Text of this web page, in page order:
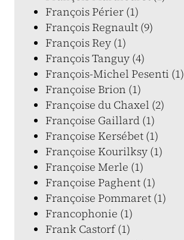
François Périer (1)
François Regnault (9)
François Rey (1)
François Tanguy (4)
François-Michel Pesenti (1)
Françoise Brion (1)
Françoise du Chaxel (2)
Françoise Gaillard (1)
Françoise Kersébet (1)
Françoise Kourilksy (1)
Françoise Merle (1)
Françoise Paghent (1)
Françoise Pommaret (1)
Francophonie (1)
Frank Castorf (1)